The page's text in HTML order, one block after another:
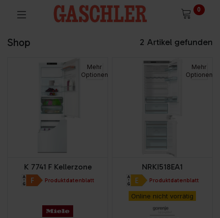
0
Shop 2 Artikel gefunden
Mehr
Optionen
K 7741 F Kellerzone
Produktdatenblatt
Mehr
Optionen
NRKI518EA1
Produktdatenblatt
Online nicht vorrätig